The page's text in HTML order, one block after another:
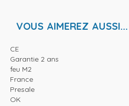
VOUS AIMEREZ AUSSI...
CE
Garantie 2 ans
feu M2
France
Presale
OK